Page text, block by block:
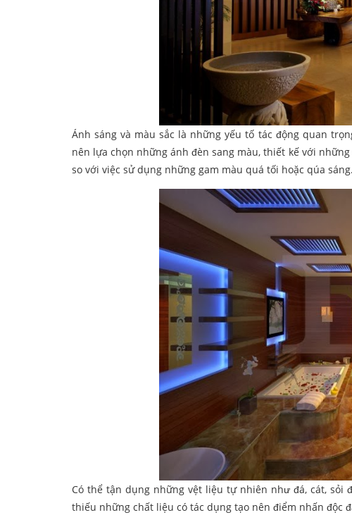
Ánh sáng và màu sắc là những yếu tố tác động quan
nên lựa chọn những ánh đèn sang màu, thiết kế với
so với việc sử dụng những gam màu quá tối hoặc qúa sáng.
Có thể tận dụng những vệt liệu tự nhiên như đá, cát, sỏi
thiếu những chất liệu có tác dụng tạo nên điểm nhấn độc